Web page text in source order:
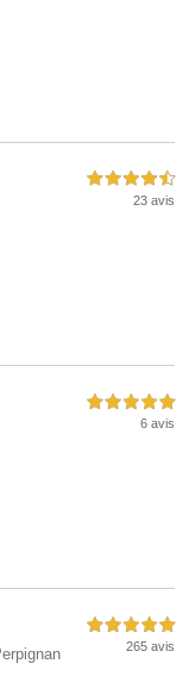
4,5 étoiles sur 5
23 avis
5,0 étoiles sur 5
6 avis
5,0 étoiles sur 5
265 avis